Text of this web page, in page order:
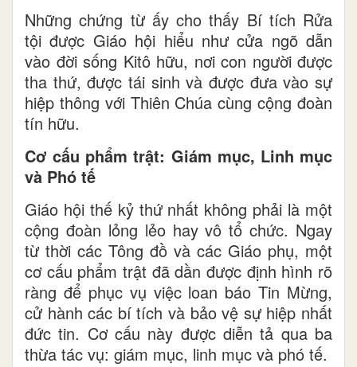
Những chứng từ ấy cho thấy Bí tích Rửa
tội được Giáo hội hiểu như cửa ngõ dẫn
vào đời sống Kitô hữu, nơi con người được
tha thứ, được tái sinh và được đưa vào sự
hiệp thông với Thiên Chúa cùng cộng đoàn
tín hữu.
Cơ cấu phẩm trật: Giám mục, Linh mục
và Phó tế
Giáo hội thế kỷ thứ nhất không phải là một
cộng đoàn lỏng lẻo hay vô tổ chức. Ngay
từ thời các Tông đồ và các Giáo phụ, một
cơ cấu phẩm trật đã dần được định hình rõ
ràng để phục vụ việc loan báo Tin Mừng,
cử hành các bí tích và bảo vệ sự hiệp nhất
đức tin. Cơ cấu này được diễn tả qua ba
thừa tác vụ: giám mục, linh mục và phó tế.